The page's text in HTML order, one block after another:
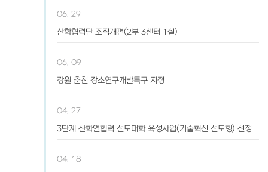
06. 29
산학협력단 조직개편(2부 3센터 1실)
06. 09
강원 춘천 강소연구개발특구 지정
04. 27
3단계 산학연협력 선도대학 육성사업(기술혁신 선도형) 선정
04. 18